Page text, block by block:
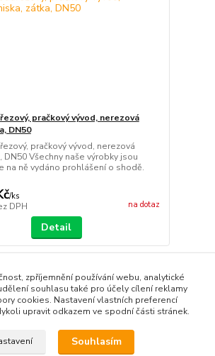
pračkový vývod, nerezová
DN50
pračkový vývod, nerezová
DN50 Všechny naše výrobky jsou
na ně vydáno prohlášení o shodě.
/ks
DPH na dotaz
Detail
strana z 1
zpříjemnění používání webu, analytické
souhlasu také pro účely cílení reklamy
cookies. Nastavení vlastních preferencí
upravit odkazem ve spodní části stránek.
Souhlasím